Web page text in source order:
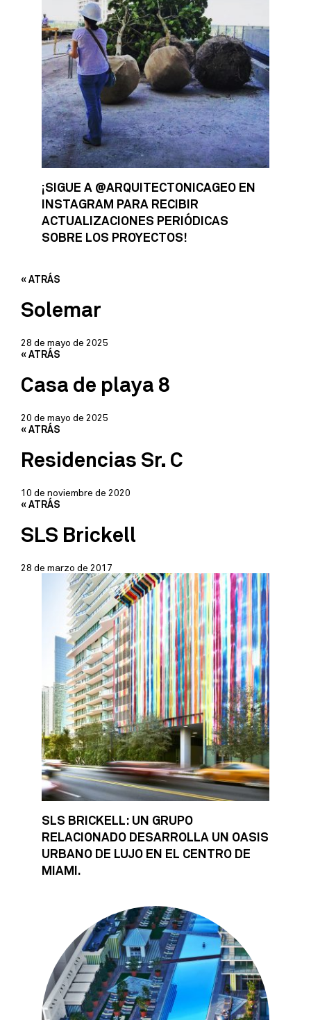
¡SIGUE A @ARQUITECTONICAGEO EN
INSTAGRAM PARA RECIBIR
ACTUALIZACIONES PERIÓDICAS
SOBRE LOS PROYECTOS!
« ATRÁS
Solemar
28 de mayo de 2025
« ATRÁS
Casa de playa 8
20 de mayo de 2025
« ATRÁS
Residencias Sr. C
10 de noviembre de 2020
« ATRÁS
SLS Brickell
28 de marzo de 2017
SLS BRICKELL: UN GRUPO
RELACIONADO DESARROLLA UN OASIS
URBANO DE LUJO EN EL CENTRO DE
MIAMI.